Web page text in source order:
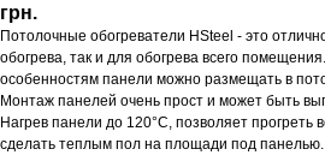
грн.
Потолочные обогреватели HSteel - это
обогрева, так и для обогрева всего
особенностям панели можно размещать в
Монтаж панелей очень прост и может быть
Нагрев панели до 120°С, позволяет прогреть
сделать теплым пол на площади под